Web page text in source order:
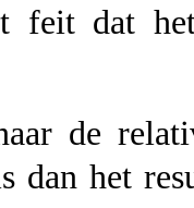
dat
de
dan het